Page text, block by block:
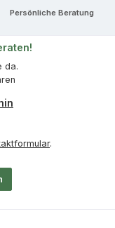
Persönliche Beratung
da.
.